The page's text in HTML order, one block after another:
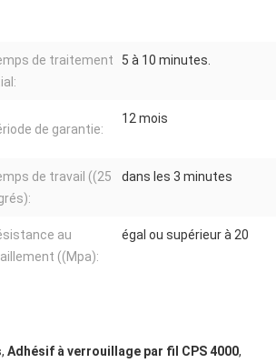
de traitement
5 à 10 minutes.
de garantie:
12 mois
de travail ((25
dans les 3 minutes
au
((Mpa):
égal ou supérieur à 20
, Adhésif à verrouillage par fil CPS 4000,